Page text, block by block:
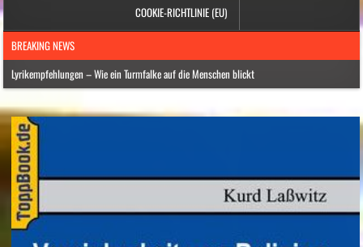
COOKIE-RICHTLINIE (EU)
BREAKING NEWS
Lyrikempfehlungen – Wie ein Turmfalke auf die Menschen blickt
Mittelamerika: Hochaktiver Vulkan in Guatemala erneut ausgebrochen
Indonesien: Wenn die Kobra in die Küche kommt
Leute: Glaub mir, ich kann gut lügen